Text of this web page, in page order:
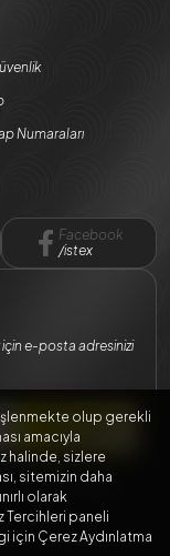
Numaraları
Facebook
/istex
için e-posta adresinizi
Abone Ol
mevzuatına uygun
olup gerekli
amacıyla
halinde, sizlere
sitemizin daha
olarak
Tercihleri paneli
için Çerez Aydınlatma